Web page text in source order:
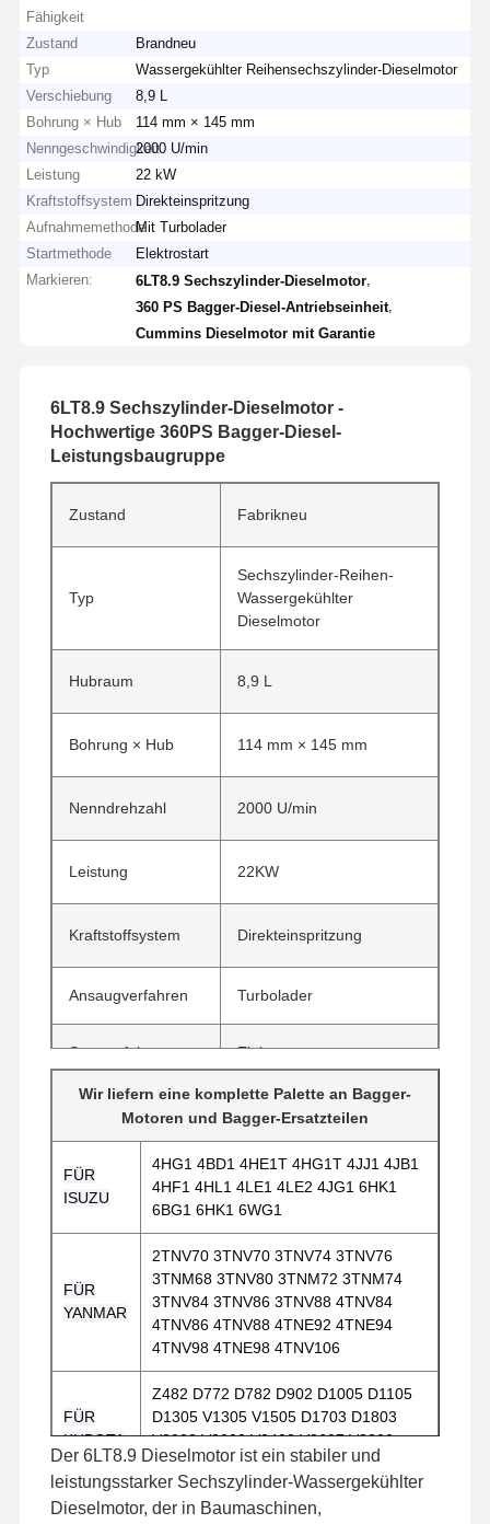
Zu Hause Produkte VR-Show Über Uns
Fähigkeit
Zustand
Brandneu
Typ
Wassergekühlter Reihensechszylinder-Dieselmotor
Verschiebung
8,9 L
Bohrung × Hub
114 mm × 145 mm
Nenngeschwindigkeit2000 U/min
Leistung
22 kW
Kraftstoffsystem Direkteinspritzung
AufnahmemethodeMit Turbolader
Startmethode
Elektrostart
Markieren:
6LT8.9 Sechszylinder-Dieselmotor
360 PS Bagger-Diesel-Antriebseinheit
Cummins Dieselmotor mit Garantie
6LT8.9 Sechszylinder-Dieselmotor -
Hochwertige 360PS Bagger-Diesel-
Leistungsbaugruppe
Zustand Fabrikneu
Typ
Sechszylinder-Reihen-
Wassergekühlter
Dieselmotor
Hubraum 8,9 L
Bohrung × Hub 114 mm × 145 mm
Nenndrehzahl 2000 U/min
Leistung 22KW
Kraftstoffsystem Direkteinspritzung
Ansaugverfahren Turbolader
Startverfahren Elektrostarter
Anwendung
Baumaschinen, Lader,
Bagger, Stromaggregate,
industrielle
Energiesysteme
Wir liefern eine komplette Palette an Bagger-
Motoren und Bagger-Ersatzteilen
FÜR
ISUZU
4HG1 4BD1 4HE1T 4HG1T 4JJ1 4JB1
4HF1 4HL1 4LE1 4LE2 4JG1 6HK1
6BG1 6HK1 6WG1
FÜR
YANMAR
2TNV70 3TNV70 3TNV74 3TNV76
3TNM68 3TNV80 3TNM72 3TNM74
3TNV84 3TNV86 3TNV88 4TNV84
4TNV86 4TNV88 4TNE92 4TNE94
4TNV98 4TNE98 4TNV106
FÜR
KUBOTA
Z482 D772 D782 D902 D1005 D1105
D1305 V1305 V1505 D1703 D1803
V2003 V2203 V2403 V2607 V3300
V3307 V3600 V3800
C1.1 C2.2 C2.4 C2.6 C3.3 C4.2 C4.4DI
Der 6LT8.9 Dieselmotor ist ein stabiler und
leistungsstarker Sechszylinder-Wassergekühlter
Dieselmotor, der in Baumaschinen,